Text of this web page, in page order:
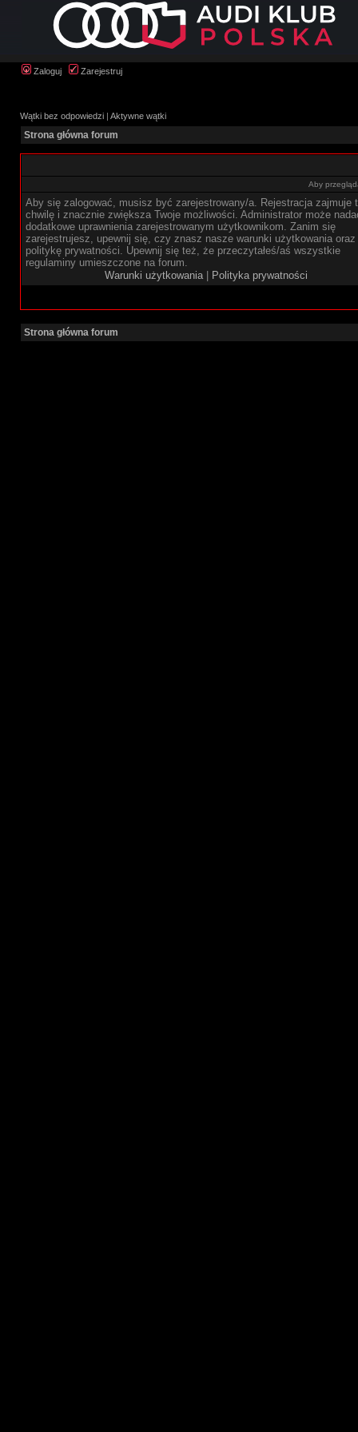
Zaloguj Zarejestruj
Wątki bez odpowiedzi | Aktywne wątki
Strona główna forum
Aby
Aby się zalogować, musisz być zarejestrowany/a. Rejestracja zajmuje
chwilę i znacznie zwiększa Twoje możliwości. Administrator może
dodatkowe uprawnienia zarejestrowanym użytkownikom. Zanim się
zarejestrujesz, upewnij się, czy znasz nasze warunki użytkowania oraz
politykę prywatności. Upewnij się też, że przeczytałeś/aś wszystkie
regulaminy umieszczone na forum.
Warunki użytkowania| Polityka prywatności
Strona główna forum